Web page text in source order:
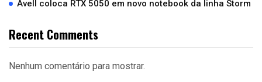
Avell coloca RTX 5050 em novo notebook da linha Storm
Recent Comments
Nenhum comentário para mostrar.